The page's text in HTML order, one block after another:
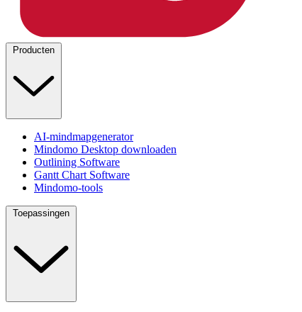
Producten
AI-mindmapgenerator
Mindomo Desktop downloaden
Outlining Software
Gantt Chart Software
Mindomo-tools
Toepassingen